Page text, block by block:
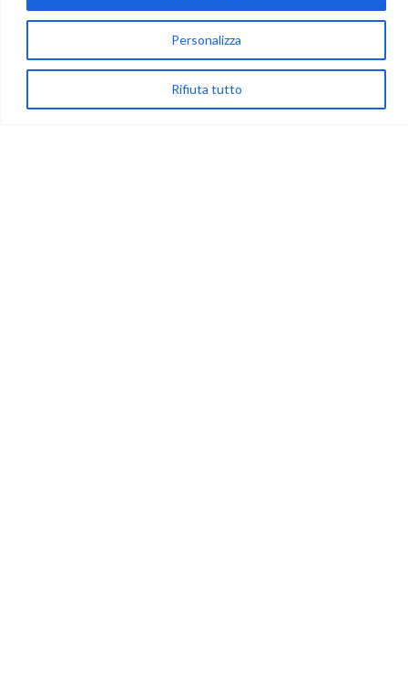
Personalizza
Rifiuta tutto
via Acqua delle Noci 12
83024 Monteforte Irpino (AV)
(+39) 081-7777233
info@ideepercreare.it